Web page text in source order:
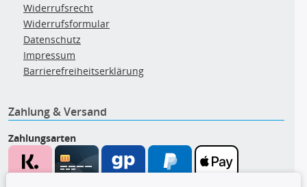
Widerrufsrecht
Widerrufsformular
Datenschutz
Impressum
Barrierefreiheitserklärung
Zahlung & Versand
Zahlungsarten